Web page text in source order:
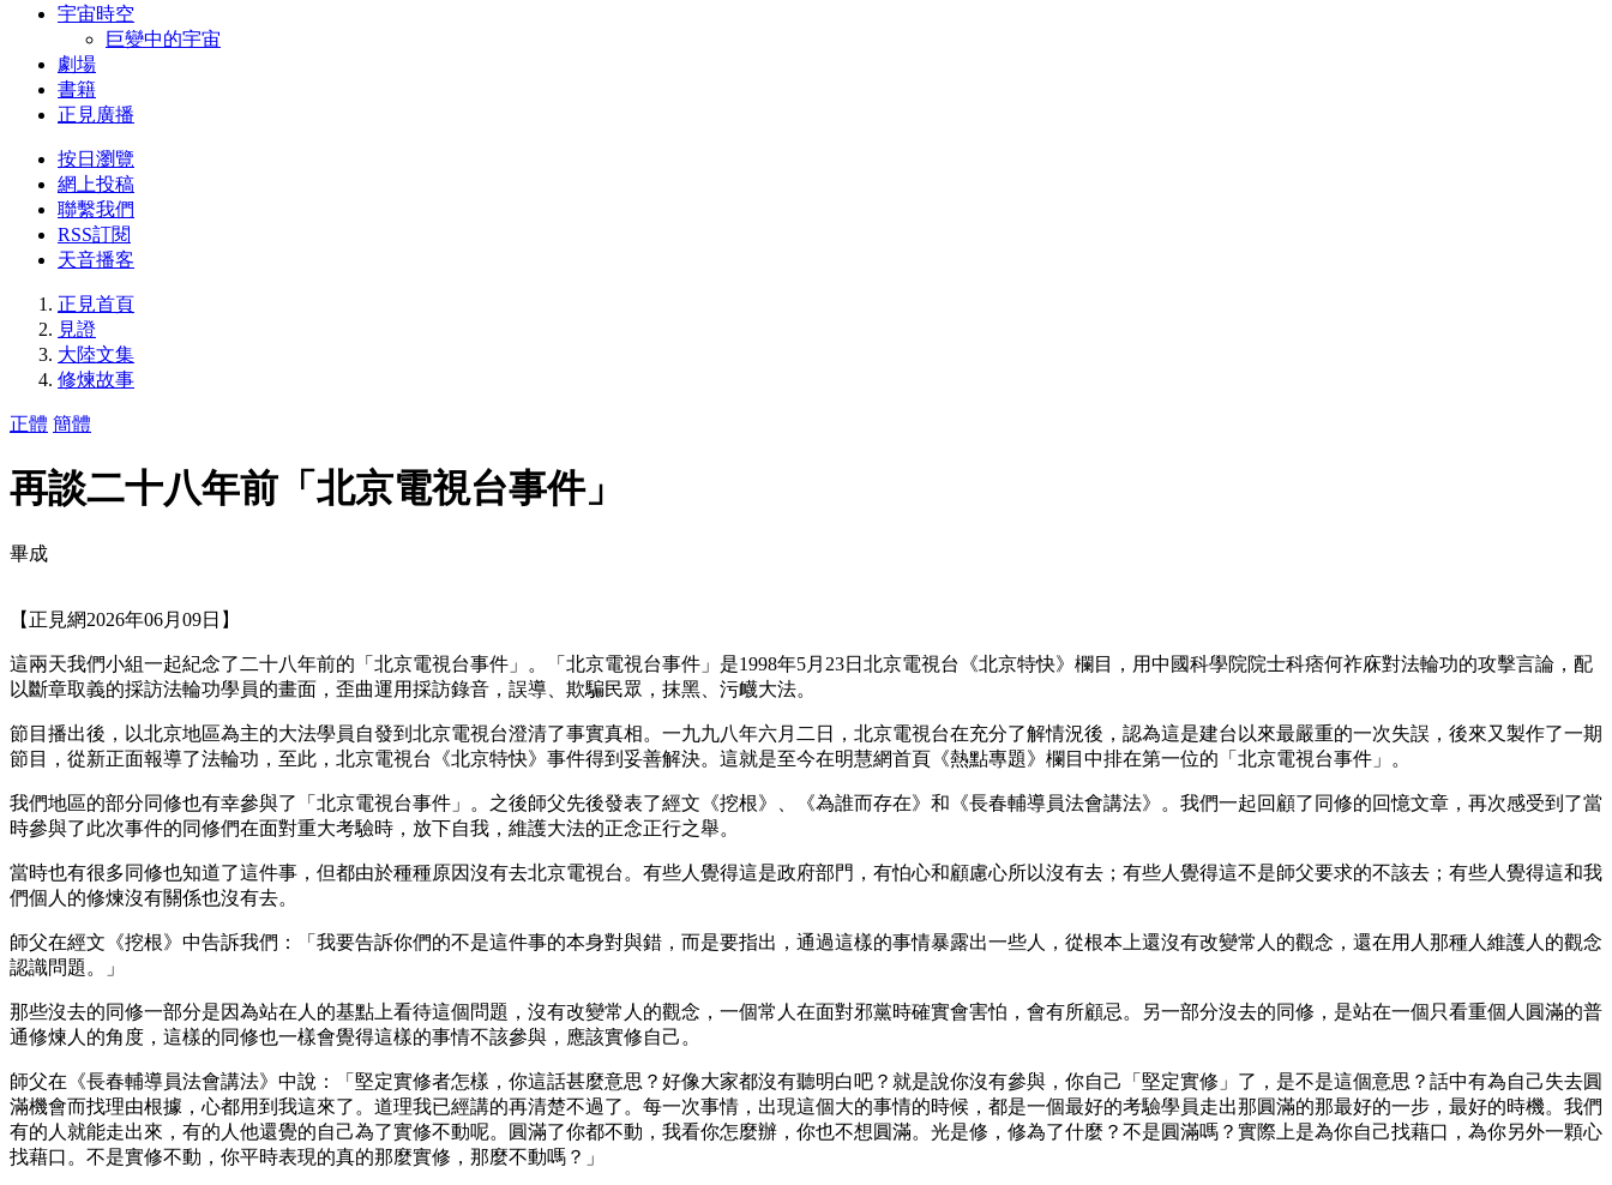
宇宙時空
巨變中的宇宙
劇場
書籍
正見廣播
按日瀏覽
網上投稿
聯繫我們
RSS訂閱
天音播客
正見首頁
見證
大陸文集
修煉故事
正體 簡體
再談二十八年前「北京電視台事件」
畢成
【正見網2026年06月09日】
這兩天我們小組一起紀念了二十八年前的「北京電視台事件」。「北京電視台事件」是1998年5月23日北京電視台《北京特快》欄目，用中國科學院院士科痞何祚庥對法輪功的攻擊言論，配
以斷章取義的採訪法輪功學員的畫面，歪曲運用採訪錄音，誤導、欺騙民眾，抹黑、污衊大法。
節目播出後，以北京地區為主的大法學員自發到北京電視台澄清了事實真相。一九九八年六月二日，北京電視台在充分了解情況後，認為這是建台以來最嚴重的一次失誤，後來又製作了一期
節目，從新正面報導了法輪功，至此，北京電視台《北京特快》事件得到妥善解決。這就是至今在明慧網首頁《熱點專題》欄目中排在第一位的「北京電視台事件」。
我們地區的部分同修也有幸參與了「北京電視台事件」。之後師父先後發表了經文《挖根》、《為誰而存在》和《長春輔導員法會講法》。我們一起回顧了同修的回憶文章，再次感受到了當
時參與了此次事件的同修們在面對重大考驗時，放下自我，維護大法的正念正行之舉。
當時也有很多同修也知道了這件事，但都由於種種原因沒有去北京電視台。有些人覺得這是政府部門，有怕心和顧慮心所以沒有去；有些人覺得這不是師父要求的不該去；有些人覺得這和我
們個人的修煉沒有關係也沒有去。
師父在經文《挖根》中告訴我們：「我要告訴你們的不是這件事的本身對與錯，而是要指出，通過這樣的事情暴露出一些人，從根本上還沒有改變常人的觀念，還在用人那種人維護人的觀念
認識問題。」
那些沒去的同修一部分是因為站在人的基點上看待這個問題，沒有改變常人的觀念，一個常人在面對邪黨時確實會害怕，會有所顧忌。另一部分沒去的同修，是站在一個只看重個人圓滿的普
通修煉人的角度，這樣的同修也一樣會覺得這樣的事情不該參與，應該實修自己。
師父在《長春輔導員法會講法》中說：「堅定實修者怎樣，你這話甚麼意思？好像大家都沒有聽明白吧？就是說你沒有參與，你自己「堅定實修」了，是不是這個意思？話中有為自己失去圓
滿機會而找理由根據，心都用到我這來了。道理我已經講的再清楚不過了。每一次事情，出現這個大的事情的時候，都是一個最好的考驗學員走出那圓滿的那最好的一步，最好的時機。我們
有的人就能走出來，有的人他還覺的自己為了實修不動呢。圓滿了你都不動，我看你怎麼辦，你也不想圓滿。光是修，修為了什麼？不是圓滿嗎？實際上是為你自己找藉口，為你另外一顆心
找藉口。不是實修不動，你平時表現的真的那麼實修，那麼不動嗎？」